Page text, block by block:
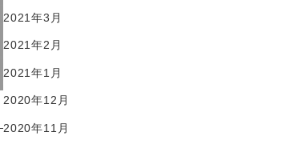
2021年3月
2021年2月
2021年1月
2020年12月
2020年11月